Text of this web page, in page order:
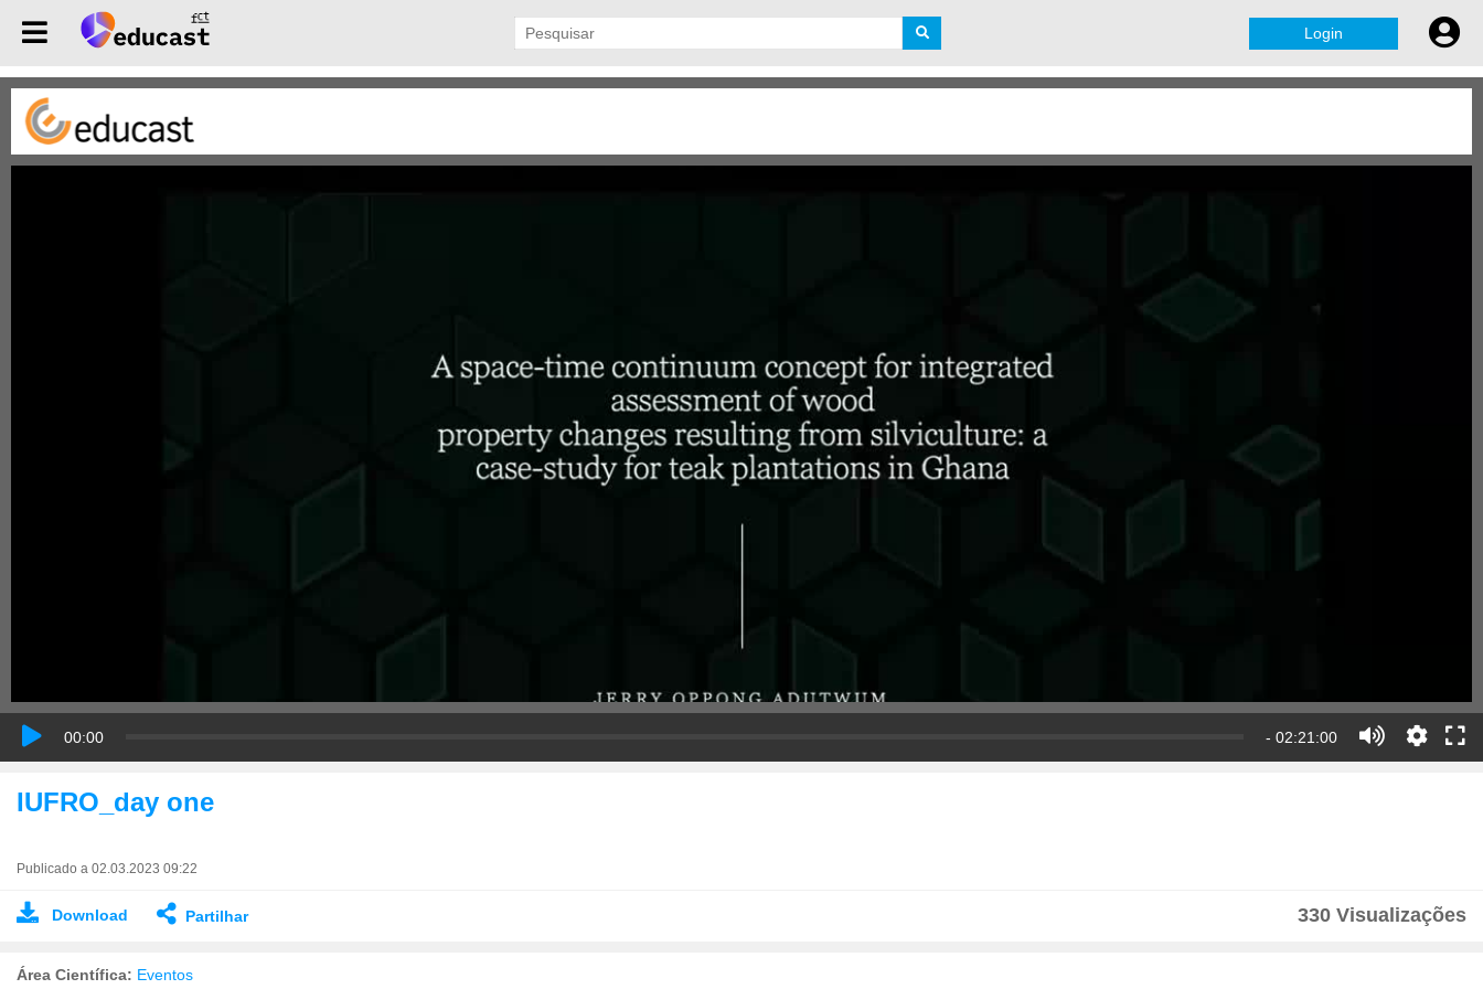
Login
00:00 - 02:21:00
IUFRO_day one
Publicado a 02.03.2023 09:22
Download Partilhar 330 Visualizações
Área Científica: Eventos